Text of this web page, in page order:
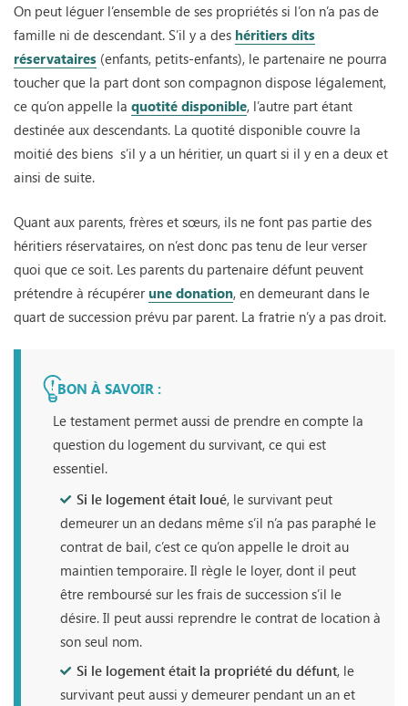
On peut léguer l’ensemble de ses propriétés si l’on n’a pas de
famille ni de descendant. S’il y a des héritiers dits
réservataires (enfants, petits-enfants), le partenaire ne pourra
toucher que la part dont son compagnon dispose légalement,
ce qu’on appelle la quotité disponible, l’autre part étant
destinée aux descendants. La quotité disponible couvre la
moitié des biens s’il y a un héritier, un quart si il y en a deux et
ainsi de suite.
Quant aux parents, frères et sœurs, ils ne font pas partie des
héritiers réservataires, on n’est donc pas tenu de leur verser
quoi que ce soit. Les parents du partenaire défunt peuvent
prétendre à récupérerune donation, en demeurant dans le
quart de succession prévu par parent. La fratrie n’y a pas droit.
BON À SAVOIR :
Le testament permet aussi de prendre en compte la
question du logement du survivant, ce qui est
essentiel.
Si le logement était loué, le survivant peut
demeurer un an dedans même s’il n’a pas paraphé le
contrat de bail, c’est ce qu’on appelle le droit au
maintien temporaire. Il règle le loyer, dont il peut
être remboursé sur les frais de succession s’il le
désire. Il peut aussi reprendre le contrat de location à
son seul nom.
Si le logement était la propriété du défunt, le
survivant peut aussi y demeurer pendant un an et